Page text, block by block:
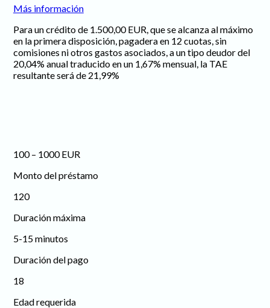
Más información
Para un crédito de 1.500,00 EUR, que se alcanza al máximo
en la primera disposición, pagadera en 12 cuotas, sin
comisiones ni otros gastos asociados, a un tipo deudor del
20,04% anual traducido en un 1,67% mensual, la TAE
resultante será de 21,99%
100 – 1000 EUR
Monto del préstamo
120
Duración máxima
5-15 minutos
Duración del pago
18
Edad requerida